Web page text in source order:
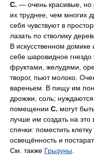
С. — очень красивые, но
их труднее, чем многих
себя чувствуют в
лазать по стволику
В искусственном домике
себе шаровидное
фруктами, желудями,
творог, пьют молоко.
вареньем. В пищу им
дрожжи, соль;
помещении С. могут
лучше им создать на
спячки: поместить
освещённость и
См. также Грызуны